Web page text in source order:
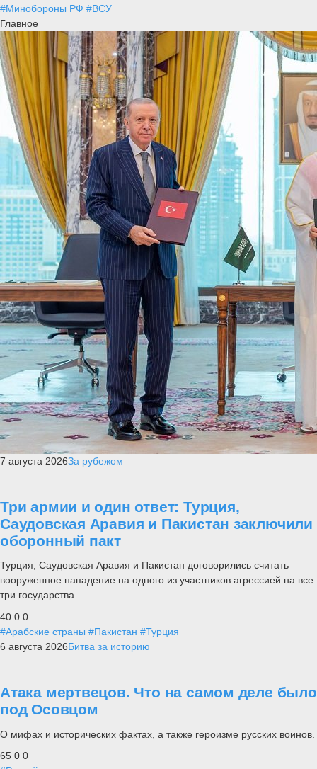
#Минобороны РФ #ВСУ
Главное
7 августа 2026За рубежом
Три армии и один ответ: Турция,
Саудовская Аравия и Пакистан заключили
оборонный пакт
Турция, Саудовская Аравия и Пакистан договорились считать
вооруженное нападение на одного из участников агрессией на все
три государства....
40 0 0
#Арабские страны #Пакистан #Турция
6 августа 2026Битва за историю
Атака мертвецов. Что на самом деле было
под Осовцом
О мифах и исторических фактах, а также героизме русских воинов.
65 0 0